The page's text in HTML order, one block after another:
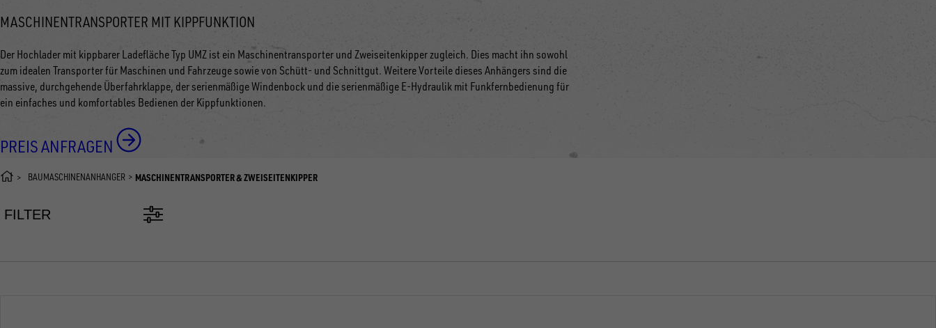
MASCHINENTRANSPORTER MIT KIPPFUNKTION
Der Hochlader mit kippbarer Ladefläche Typ UMZ ist ein Maschinentransporter und Zweiseitenkipper zugleich. Dies macht ihn sowohl
zum idealen Transporter für Maschinen und Fahrzeuge sowie von Schütt- und Schnittgut. Weitere Vorteile dieses Anhängers sind die
massive, durchgehende Überfahrklappe, der serienmäßige Windenbock und die serienmäßige E-Hydraulik mit Funkfernbedienung für
ein einfaches und komfortables Bedienen der Kippfunktionen.
PREIS ANFRAGEN
BAUMASCHINENANHÄNGER MASCHINENTRANSPORTER & ZWEISEITENKIPPER
FILTER